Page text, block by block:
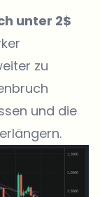
unter 2$
zu
und die